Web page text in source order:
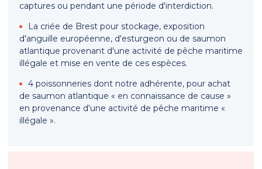
captures ou pendant une période d'interdiction.
La criée de Brest pour stockage, exposition
d'anguille européenne, d'esturgeon ou de saumon
atlantique provenant d'une activité de pêche maritime
illégale et mise en vente de ces espèces.
4 poissonneries dont notre adhérente, pour achat
de saumon atlantique « en connaissance de cause »
en provenance d'une activité de pêche maritime «
illégale ».